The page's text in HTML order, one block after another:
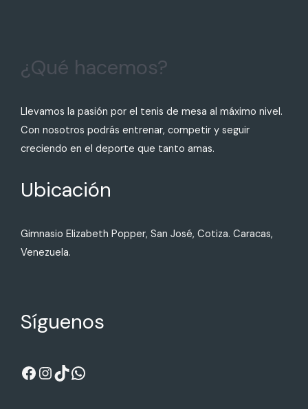
¿Qué hacemos?
Llevamos la pasión por el tenis de mesa al máximo nivel.
Con nosotros podrás entrenar, competir y seguir
creciendo en el deporte que tanto amas.
Ubicación
Gimnasio Elizabeth Popper, San José, Cotiza. Caracas,
Venezuela.
Síguenos